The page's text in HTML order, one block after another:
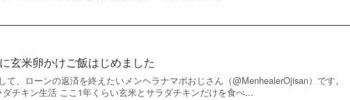
玄米卵かけご飯はじめました
て、ローンの返済を終えたいメンヘラナマポおじさん（@MenhealerOjisan）です。
ダチキン生活 ここ1年くらい玄米とサラダチキンだけを食べ...